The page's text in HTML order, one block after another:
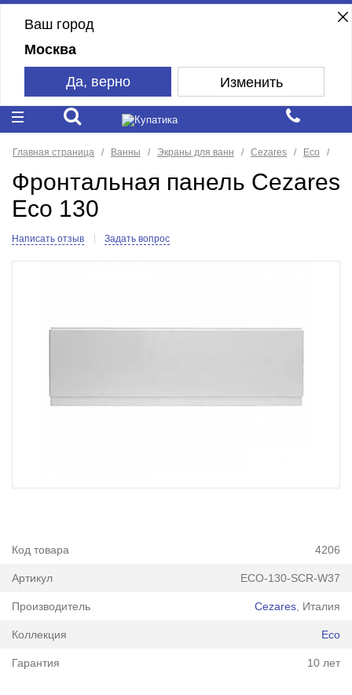
Ваш город
Москва
Да, верно Изменить
Главная страница Ванны Экраны для ванн Cezares Eco
Фронтальная панель Cezares
Eco 130
Написать отзыв Задать вопрос
Код товара 4206
Артикул ECO-130-SCR-W37
Производитель Cezares , Италия
Коллекция Eco
Гарантия 10 лет